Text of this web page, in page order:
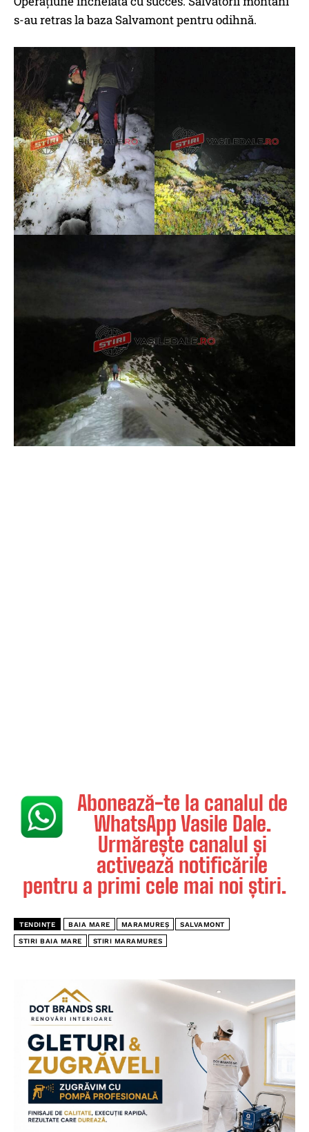
s-au retras la baza Salvamont pentru odihnă.
Abonează-te la canalul de
WhatsApp Vasile Dale.
Urmărește canalul și
activează notificările
pentru a primi cele mai noi știri.
TENDINȚE BAIA MARE MARAMUREȘ SALVAMONT
STIRI BAIA MARE STIRI MARAMURES